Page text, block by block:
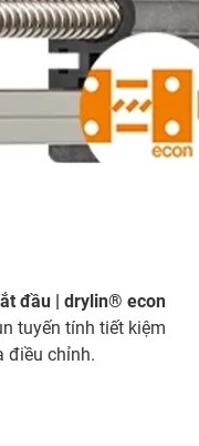
đầu | drylin® econ
tuyến tính tiết kiệm
điều chỉnh.